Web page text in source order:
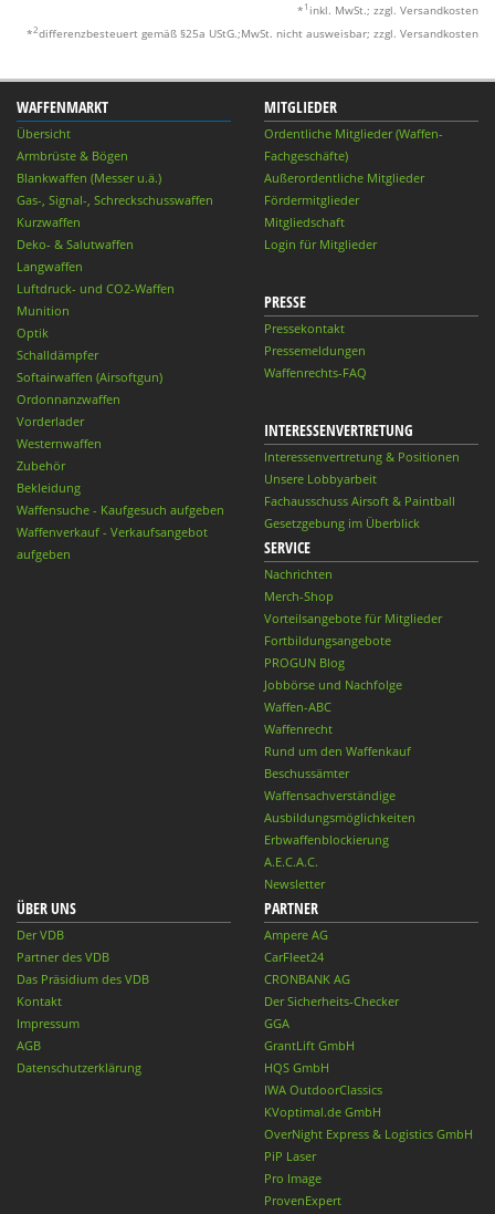
* 1 inkl. MwSt.; zzgl. Versandkosten
*2differenzbesteuert gemäß §25a UStG.;MwSt. nicht ausweisbar; zzgl. Versandkosten
WAFFENMARKT
Übersicht
Armbrüste & Bögen
Blankwaffen (Messer u.ä.)
Gas-, Signal-, Schreckschusswaffen
Kurzwaffen
Deko- & Salutwaffen
Langwaffen
Luftdruck- und CO2-Waffen
Munition
Optik
Schalldämpfer
Softairwaffen (Airsoftgun)
Ordonnanzwaffen
Vorderlader
Westernwaffen
Zubehör
Bekleidung
Waffensuche - Kaufgesuch aufgeben
Waffenverkauf - Verkaufsangebot
aufgeben
MITGLIEDER
Ordentliche Mitglieder (Waffen-
Fachgeschäfte)
Außerordentliche Mitglieder
Fördermitglieder
Mitgliedschaft
Login für Mitglieder
PRESSE
Pressekontakt
Pressemeldungen
Waffenrechts-FAQ
INTERESSENVERTRETUNG
Interessenvertretung & Positionen
Unsere Lobbyarbeit
Fachausschuss Airsoft & Paintball
Gesetzgebung im Überblick
SERVICE
Nachrichten
Merch-Shop
Vorteilsangebote für Mitglieder
Fortbildungsangebote
PROGUN Blog
Jobbörse und Nachfolge
Waffen-ABC
Waffenrecht
Rund um den Waffenkauf
Beschussämter
Waffensachverständige
Ausbildungsmöglichkeiten
Erbwaffenblockierung
A.E.C.A.C.
Newsletter
ÜBER UNS
Der VDB
Partner des VDB
Das Präsidium des VDB
Kontakt
Impressum
AGB
Datenschutzerklärung
PARTNER
Ampere AG
CarFleet24
CRONBANK AG
Der Sicherheits-Checker
GGA
GrantLift GmbH
HQS GmbH
IWA OutdoorClassics
KVoptimal.de GmbH
OverNight Express & Logistics GmbH
PiP Laser
Pro Image
ProvenExpert